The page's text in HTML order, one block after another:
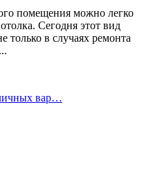
помещения можно легко
Сегодня этот вид
только в случаях ремонта
вар…